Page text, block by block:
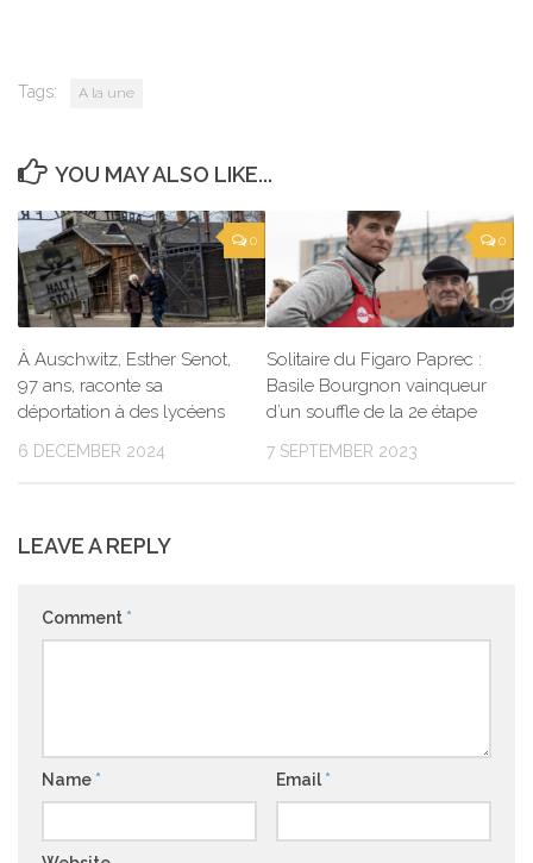
Tags: A la une
YOU MAY ALSO LIKE...
0
À Auschwitz, Esther Senot,
97 ans, raconte sa
déportation à des lycéens
6 DECEMBER 2024
0
Solitaire du Figaro Paprec :
Basile Bourgnon vainqueur
d’un souffle de la 2e étape
7 SEPTEMBER 2023
LEAVE A REPLY
Comment *
Name * Email *